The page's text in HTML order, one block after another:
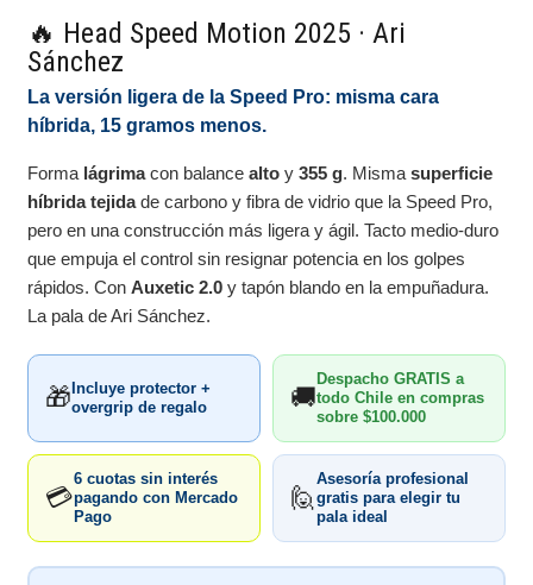
🔥 Head Speed Motion 2025 · Ari
Sánchez
La versión ligera de la Speed Pro: misma cara
híbrida, 15 gramos menos.
Forma lágrimacon balancealto y355 g. Mismasuperficie
híbrida tejidade carbono y fibra de vidrio que la Speed Pro,
pero en una construcción más ligera y ágil. Tacto medio-duro
que empuja el control sin resignar potencia en los golpes
rápidos. ConAuxetic 2.0 y tapón blando en la empuñadura.
La pala de Ari Sánchez.
🎁 Incluye protector +
overgrip de regalo
🚚
Despacho GRATIS a
todo Chile en compras
sobre $100.000
💳
6 cuotas sin interés
pagando con Mercado
Pago
🙋
Asesoría profesional
gratis para elegir tu
pala ideal